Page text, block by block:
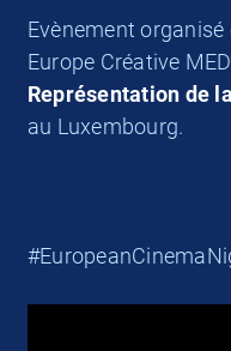
Evènement
Europe Créative
Représentation de
au Luxembourg.